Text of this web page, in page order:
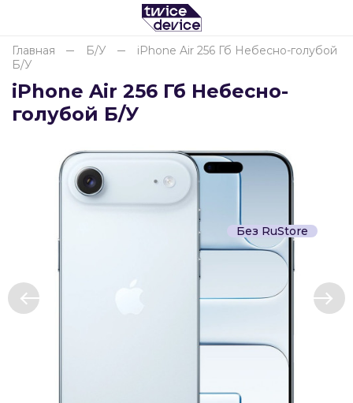
Главная Б/У
iPhone Air 256 Гб Небесно-голубой
Б/У
iPhone Air 256 Гб Небесно-
голубой Б/У
Без RuStore
Разбейте
оплатуна части
без переплат
График платежей
Сегодня
25